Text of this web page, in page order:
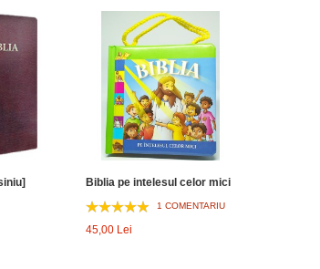
Biblia pe intelesul celor mici
1 COMENTARIU
45,00 Lei